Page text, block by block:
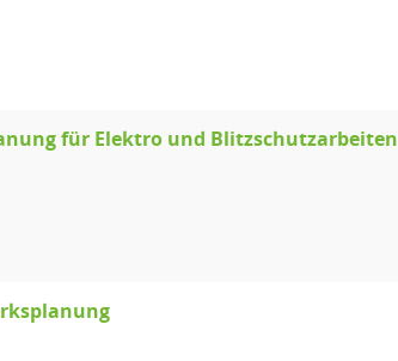
für Elektro und Blitzschutzarbeiten